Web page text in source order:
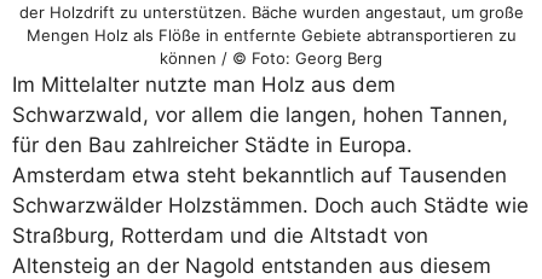
der Holzdrift zu unterstützen. Bäche wurden angestaut, um große
Mengen Holz als Flöße in entfernte Gebiete abtransportieren zu
können / © Foto: Georg Berg
Im Mittelalter nutzte man Holz aus dem
Schwarzwald, vor allem die langen, hohen Tannen,
für den Bau zahlreicher Städte in Europa.
Amsterdam etwa steht bekanntlich auf Tausenden
Schwarzwälder Holzstämmen. Doch auch Städte wie
Straßburg, Rotterdam und die Altstadt von
Altensteig an der Nagold entstanden aus diesem